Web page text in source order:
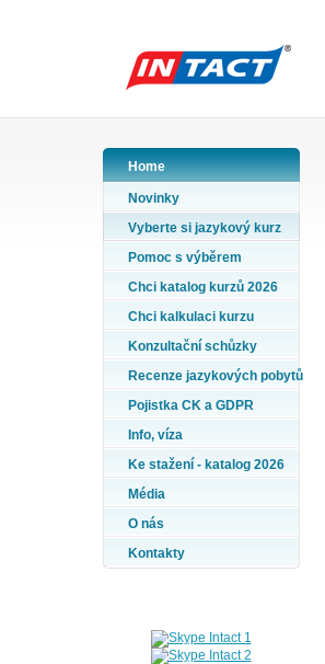
Home
Novinky
Vyberte si jazykový kurz
Pomoc s výběrem
Chci katalog kurzů 2026
Chci kalkulaci kurzu
Konzultační schůzky
Recenze jazykových pobytů
Pojistka CK a GDPR
Info, víza
Ke stažení - katalog 2026
Média
O nás
Kontakty